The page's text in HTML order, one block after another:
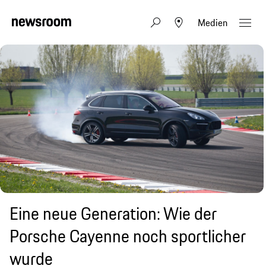
Medien
Eine neue Generation: Wie der
Porsche Cayenne noch sportlicher
wurde